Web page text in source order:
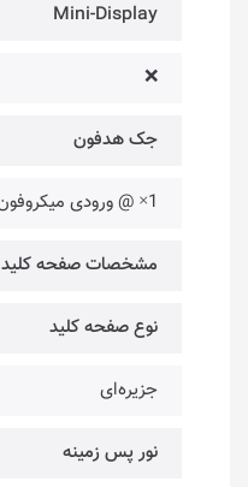
Mini-Display
❌
جک هدفون
1× @ ورودی میکروفون/خروجی هدفون
مشخصات صفحه کلید
نوع صفحه کلید
جزیره‌ای
نور پس زمینه